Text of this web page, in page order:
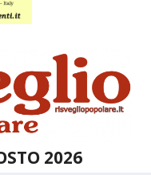
2026